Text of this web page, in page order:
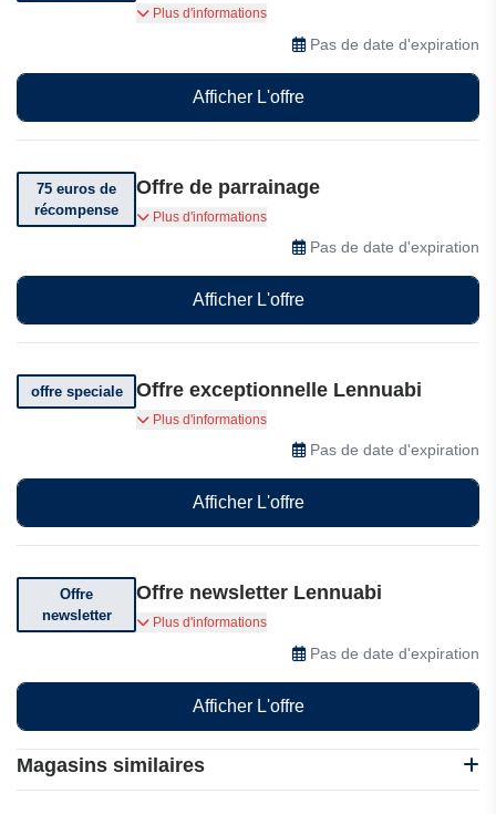
Magasins similaires
Obtenez une compensation pour votre vol chez
Plus d'informations
Pas de date d'expiration
Afficher L'offre
75 euros de
récompense
Offre de parrainage
Parrainez un ami et recevez 75 euros de
Plus d'informations
Pas de date d'expiration
Afficher L'offre
offre speciale Offre exceptionnelle Lennuabi
Profitez des meilleures réductions chez
Plus d'informations
Pas de date d'expiration
Afficher L'offre
Offre
newsletter
Offre newsletter Lennuabi
Abonnez-vous et recevez des offres
Plus d'informations
Pas de date d'expiration
Afficher L'offre